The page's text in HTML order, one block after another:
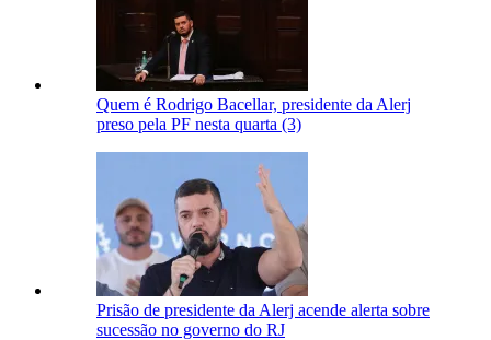
Quem é Rodrigo Bacellar, presidente da Alerj
preso pela PF nesta quarta (3)
Prisão de presidente da Alerj acende alerta sobre
sucessão no governo do RJ